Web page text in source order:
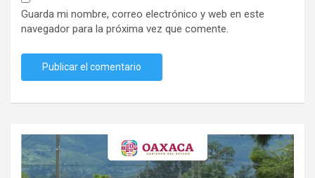
Guarda mi nombre, correo electrónico y web en este
navegador para la próxima vez que comente.